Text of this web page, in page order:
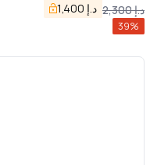
د.إ2,300 د.إ 1,400
39%